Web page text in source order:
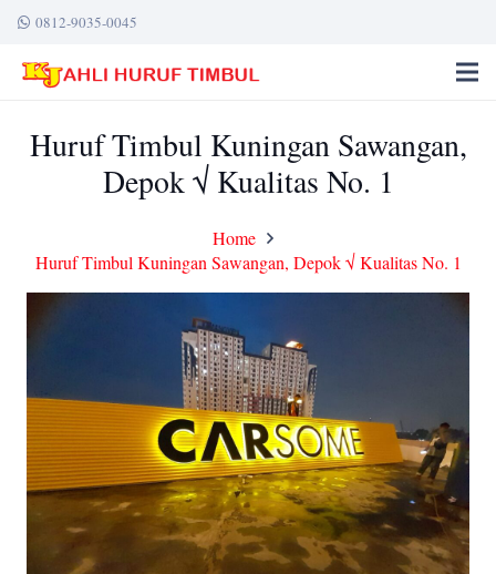
0812-9035-0045
Huruf Timbul Kuningan Sawangan,
Depok √ Kualitas No. 1
Home
Huruf Timbul Kuningan Sawangan, Depok √ Kualitas No. 1